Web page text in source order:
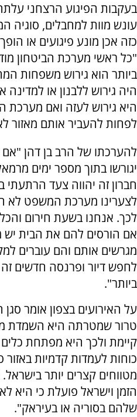
בעקבות הפיגוע הרצחני
עונש מוות למחבלים, סוגיה
כזה אכן מונע פיגועים או
"כל ראשי מערכת הביטחון
ביותר הוא גירוש משפחות
היה גירוש ללבנון או
היא גירוש לעזה ואם
לפחות להעביר אותם מאזור
להערכתו של הרב בן דהן
יגורשו בתוך מספר ימים
חברון זה יהווה צעד הרתעתי
לצערינו מערכת המשפט לא
לכך. אנחנו בשעת חירום
אם הורסים להם את הבית יש
מגרשים אותם והם עוברים
לחפש דיור ופרנסה חדשים
ביותר".
על האירועים בצפון אומר
טרור שמטרתה היא השמדת
קיימת ולכך היא מפתחת
כוחות לעמדות קדמיות באזור
מטווחים קצרים יותר
הזמן וישראל פועלת כי היא
שלהם בסוריה או בעיראק".